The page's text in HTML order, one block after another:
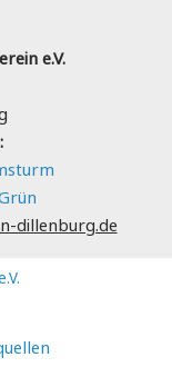
e.V.
dillenburg.de